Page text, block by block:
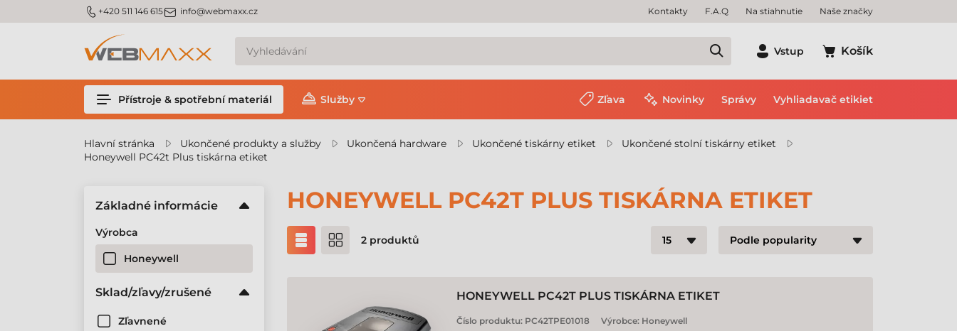
m_phone +420 511 146 615m_email info@webmaxx.cz Kontakty F.A.Q Na stiahnutie Naše značky
Vstup Košík
Přístroje & spotřební materiál Služby Zľava Novinky Správy Vyhliadavač etikiet
Hlavní stránka Ukončené produkty a služby Ukončená hardware Ukončené tiskárny etiket
Ukončené stolní tiskárny etiket
Honeywell PC42t Plus tiskárna etiket
HONEYWELL PC42T PLUS TISKÁRNA ETIKET
2 produktů
HONEYWELL PC42T PLUS TISKÁRNA ETIKET
Číslo produktu: PC42TPE01018 Výrobce: Honeywell
Základné informácie
Výrobca
Honeywell
Sklad/zľavy/zrušené
Zľavnené